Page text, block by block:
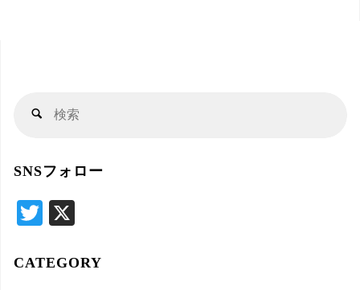
検
SNSフォロー
T
tte
CATEGORY